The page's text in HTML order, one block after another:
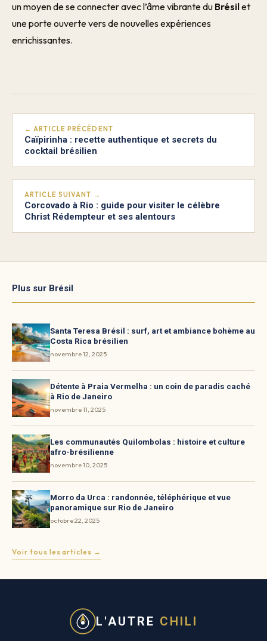
un moyen de se connecter avec l’âme vibrante du Brésilet
une porte ouverte vers de nouvelles expériences
enrichissantes.
← ARTICLE PRÉCÉDENT
Caïpirinha : recette authentique et secrets du
cocktail brésilien
ARTICLE SUIVANT →
Corcovado à Rio : guide pour visiter le célèbre
Christ Rédempteur et ses alentours
Plus sur Brésil
Santa Teresa Brésil : surf, art et ambiance bohème au
Costa Rica brésilien
novembre 12, 2025
Détente à Praia Vermelha : un coin de paradis caché
à Rio de Janeiro
novembre 11, 2025
Les communautés Quilombolas : histoire et culture
afro-brésilienne
novembre 10, 2025
Morro da Urca : randonnée, téléphérique et vue
panoramique sur Rio de Janeiro
octobre 22, 2025
Voir tous les articles →
L'AUTRE CHILI